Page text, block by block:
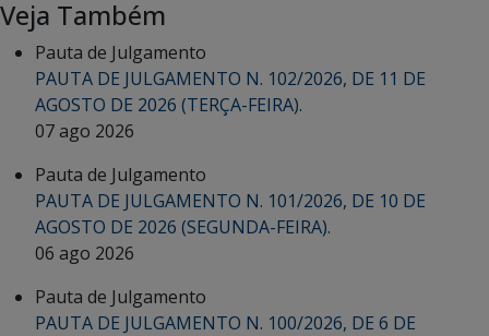
Veja Também
Pauta de Julgamento
PAUTA DE JULGAMENTO N. 102/2026, DE 11 DE
AGOSTO DE 2026 (TERÇA-FEIRA).
07 ago 2026
Pauta de Julgamento
PAUTA DE JULGAMENTO N. 101/2026, DE 10 DE
AGOSTO DE 2026 (SEGUNDA-FEIRA).
06 ago 2026
Pauta de Julgamento
PAUTA DE JULGAMENTO N. 100/2026, DE 6 DE